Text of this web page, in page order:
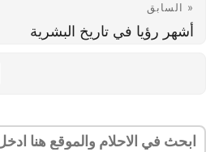
« السابق
أشهر رؤيا في تاريخ البشرية